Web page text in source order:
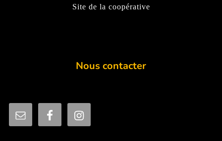
Site de la coopérative
Nous contacter